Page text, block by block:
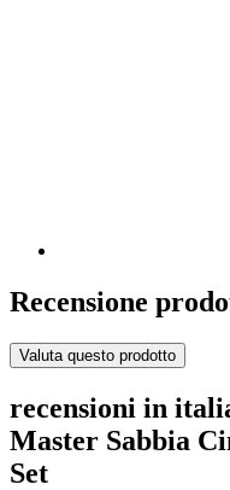
Recensione
Valuta questo prodotto
recensioni in
Master Sabbia
Set